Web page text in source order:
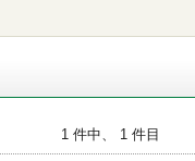
1 件中、 1 件目